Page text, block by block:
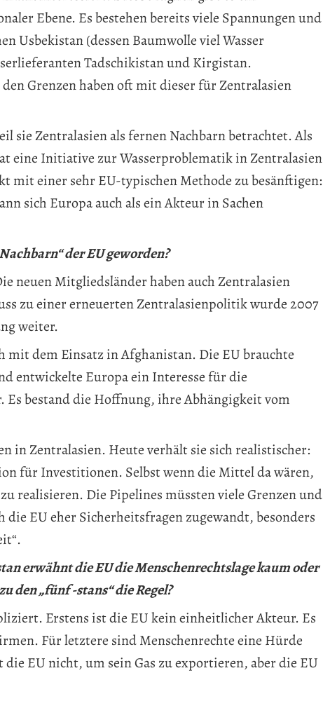
Ebene. Es bestehen bereits viele Spannungen und
Usbekistan (dessen Baumwolle viel Wasser
Tadschikistan und Kirgistan.
Grenzen haben oft mit dieser für Zentralasien
sie Zentralasien als fernen Nachbarn betrachtet. Als
eine Initiative zur Wasserproblematik in Zentralasien
mit einer sehr EU-typischen Methode zu besänftigen:
sich Europa auch als ein Akteur in Sachen
der EU geworden?
neuen Mitgliedsländer haben auch Zentralasien
zu einer erneuerten Zentralasienpolitik wurde 2007
weiter.
mit dem Einsatz in Afghanistan. Die EU brauchte
entwickelte Europa ein Interesse für die
Es bestand die Hoffnung, ihre Abhängigkeit vom
in Zentralasien. Heute verhält sie sich realistischer:
für Investitionen. Selbst wenn die Mittel da wären,
realisieren. Die Pipelines müssten viele Grenzen und
EU eher Sicherheitsfragen zugewandt, besonders
erwähnt die EU die Menschenrechtslage kaum oder
den „fünf -stans“ die Regel?
Erstens ist die EU kein einheitlicher Akteur. Es
Für letztere sind Menschenrechte eine Hürde
EU nicht, um sein Gas zu exportieren, aber die EU